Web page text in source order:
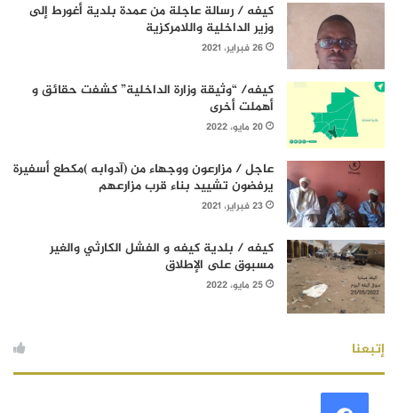
كيفه / رسالة عاجلة من عمدة بلدية أغورط إلى
وزير الداخلية واللامركزية
26 فبراير، 2021
كيفه/ “وثيقة وزارة الداخلية” كشفت حقائق و
أهملت أخرى
20 مايو، 2022
عاجل / مزارعون ووجهاء من (آدوابه )مكطع أسفيرة
يرفضون تشييد بناء قرب مزارعهم
23 فبراير، 2021
كيفه / بلدية كيفه و الفشل الكارثي والغير
مسبوق على الإطلاق
25 مايو، 2022
إتبعنا